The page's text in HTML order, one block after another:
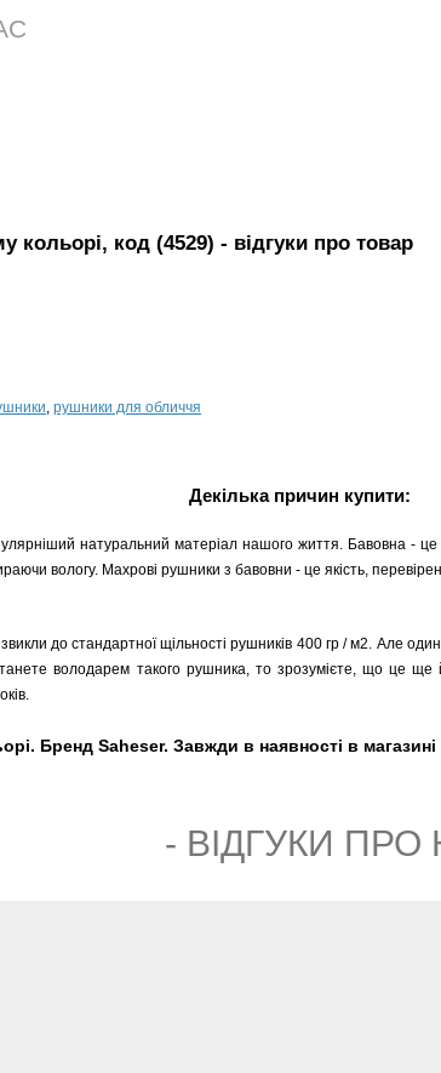
кольорі, код (4529) - вiдгуки про товар
, рушники для обличчя
Декілька причин купити:
натуральний матеріал нашого життя. Бавовна -
вологу. Махрові рушники з бавовни - це якість,
до стандартної щільності рушників 400 гр / м2. Але
володарем такого рушника, то зрозумієте, що це
Бренд Saheser. Завжди в наявності в магазині
- ВIДГУКИ ПРО